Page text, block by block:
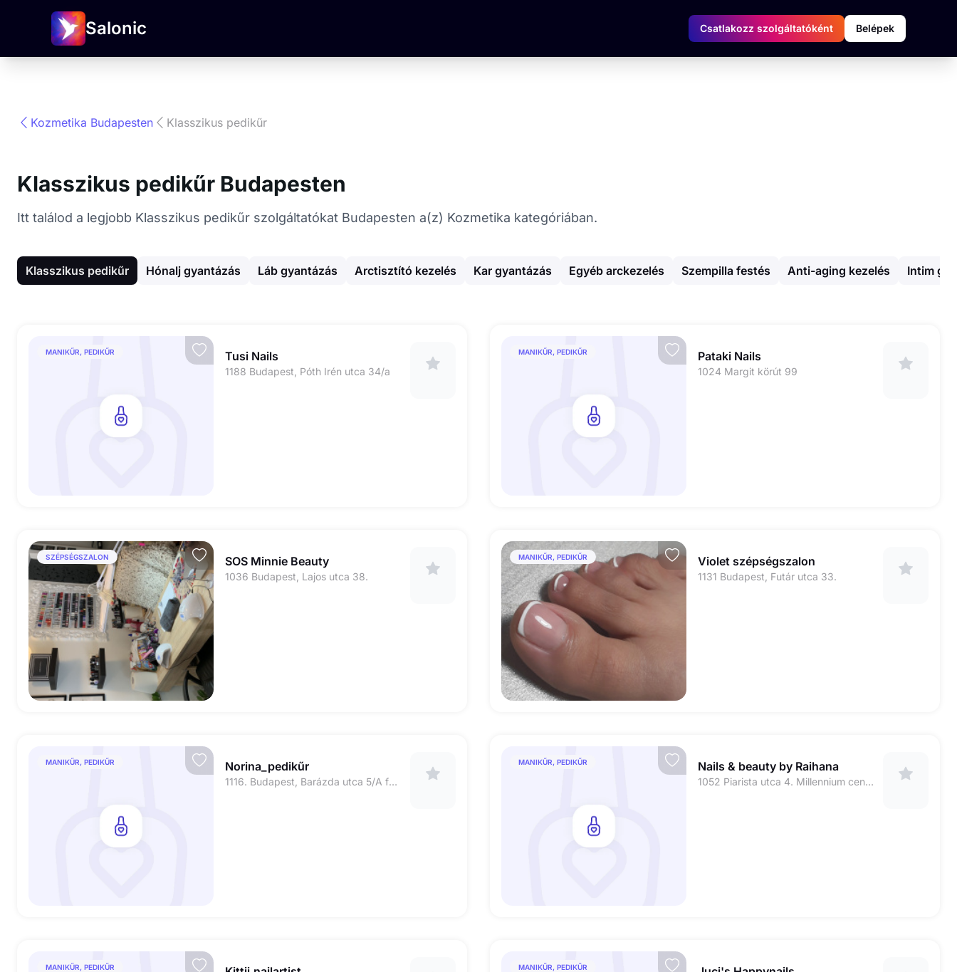
Salonic Csatlakozz szolgáltatóként Belépek
Kozmetika Budapesten Klasszikus pedikűr
Klasszikus pedikűr Budapesten
Itt találod a legjobb Klasszikus pedikűr szolgáltatókat Budapesten a(z) Kozmetika kategóriában.
Klasszikus pedikűr Hónalj gyantázás Láb gyantázás Arctisztító kezelés Kar gyantázás Egyéb arckezelés Szempilla festés Anti-aging kezelés Intim
MANIKŰR, PEDIKŰR Tusi Nails
1188 Budapest, Póth Irén utca 34/a
MANIKŰR, PEDIKŰR Pataki Nails
1024 Margit körút 99
SZÉPSÉGSZALON SOS Minnie Beauty
1036 Budapest, Lajos utca 38.
MANIKŰR, PEDIKŰR Violet szépségszalon
1131 Budapest, Futár utca 33.
MANIKŰR, PEDIKŰR Norina_pedikűr
1116. Budapest, Barázda utca 5/A fszt 1.
MANIKŰR, PEDIKŰR Nails & beauty by Raihana
1052 Piarista utca 4. Millennium center. 1-emelet .( Millennium beauty)
MANIKŰR, PEDIKŰR MANIKŰR, PEDIKŰR